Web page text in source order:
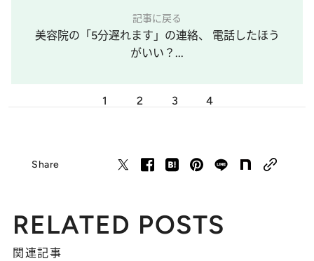
記事に戻る
美容院の「5分遅れます」の連絡、 電話したほう
がいい？...
1 2 3 4
Share
RELATED POSTS
関連記事